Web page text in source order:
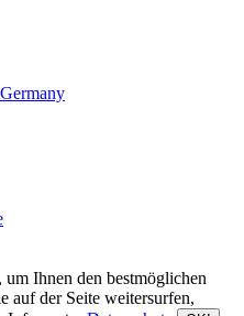
Ihnen den bestmöglichen
auf der Seite weitersurfen,